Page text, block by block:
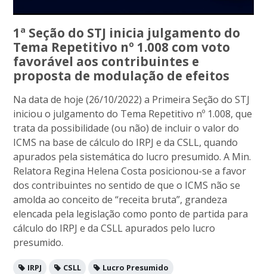
1ª Seção do STJ inicia julgamento do
Tema Repetitivo nº 1.008 com voto
favorável aos contribuintes e
proposta de modulação de efeitos
Na data de hoje (26/10/2022) a Primeira Seção do STJ
iniciou o julgamento do Tema Repetitivo nº 1.008, que
trata da possibilidade (ou não) de incluir o valor do
ICMS na base de cálculo do IRPJ e da CSLL, quando
apurados pela sistemática do lucro presumido. A Min.
Relatora Regina Helena Costa posicionou-se a favor
dos contribuintes no sentido de que o ICMS não se
amolda ao conceito de “receita bruta”, grandeza
elencada pela legislação como ponto de partida para
cálculo do IRPJ e da CSLL apurados pelo lucro
presumido.
IRPJ CSLL Lucro Presumido